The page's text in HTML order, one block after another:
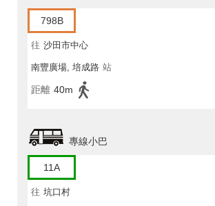
798B
往 沙田市中心
南豐廣場, 培成路 站
距離 40m
專線小巴
11A
往 坑口村